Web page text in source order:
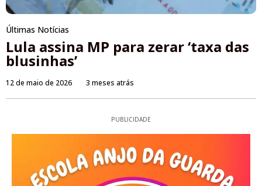
Últimas Notícias
Lula assina MP para zerar ‘taxa das
blusinhas’
12 de maio de 2026 3 meses atrás
PUBLICIDADE